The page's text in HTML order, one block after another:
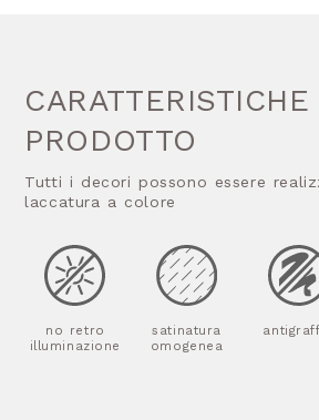
CARATTERISTICHE
PRODOTTO
Tutti i decori possono essere
laccatura a colore
no retro
illuminazione
satinatura
omogenea